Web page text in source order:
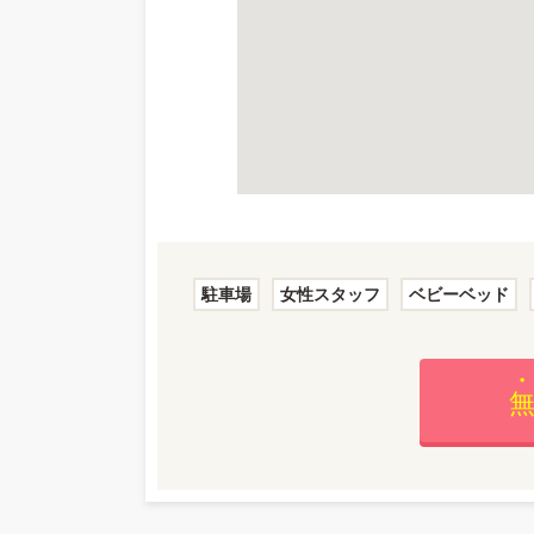
駐車場 女性スタッフ ベビーベッド